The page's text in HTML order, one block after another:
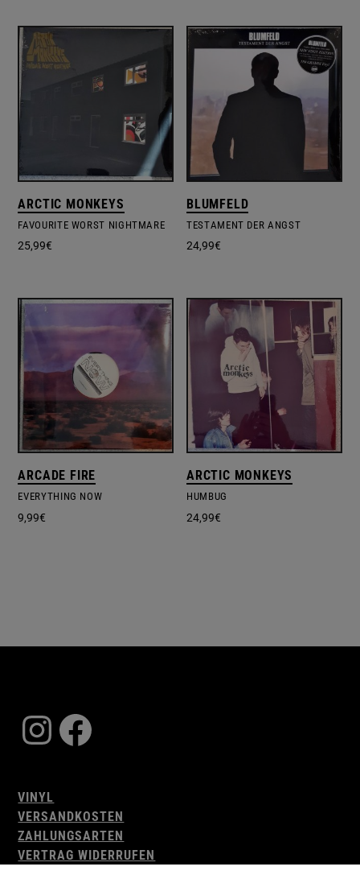
ARCTIC MONKEYS
FAVOURITE WORST NIGHTMARE
25,99€
BLUMFELD
TESTAMENT DER ANGST
24,99€
ARCADE FIRE
EVERYTHING NOW
9,99€
ARCTIC MONKEYS
HUMBUG
24,99€
Instagram
Facebook
VINYL
VERSANDKOSTEN
ZAHLUNGSARTEN
VERTRAG WIDERRUFEN